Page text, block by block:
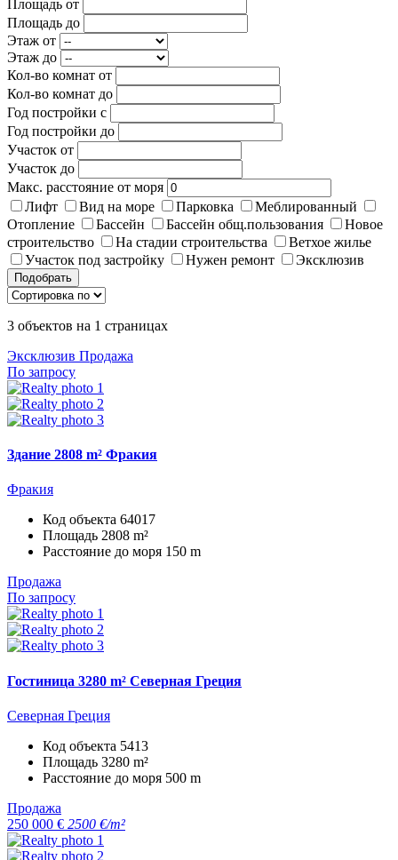
Площадь от
Площадь до
Этаж от
Этаж до
Кол-во комнат от
Кол-во комнат до
Год постройки с
Год постройки до
Участок от
Участок до
Макс. расстояние от моря
Лифт
Вид на море Парковка
Меблированный
Отопление
Бассейн Бассейн общ.пользования
Новое
строительство
На стадии строительства
Ветхое жилье
Участок под застройку
Нужен ремонт Эксклюзив
Подобрать
3 объектов на 1 страницах
Эксклюзив Продажа
По запросу
Здание 2808 m² Фракия
Фракия
Код объекта 64017
Площадь 2808 m²
Расстояние до моря 150 m
Продажа
По запросу
Гостиница 3280 m² Северная Греция
Северная Греция
Код объекта 5413
Площадь 3280 m²
Расстояние до моря 500 m
Продажа
250 000 € 2500 €/m²